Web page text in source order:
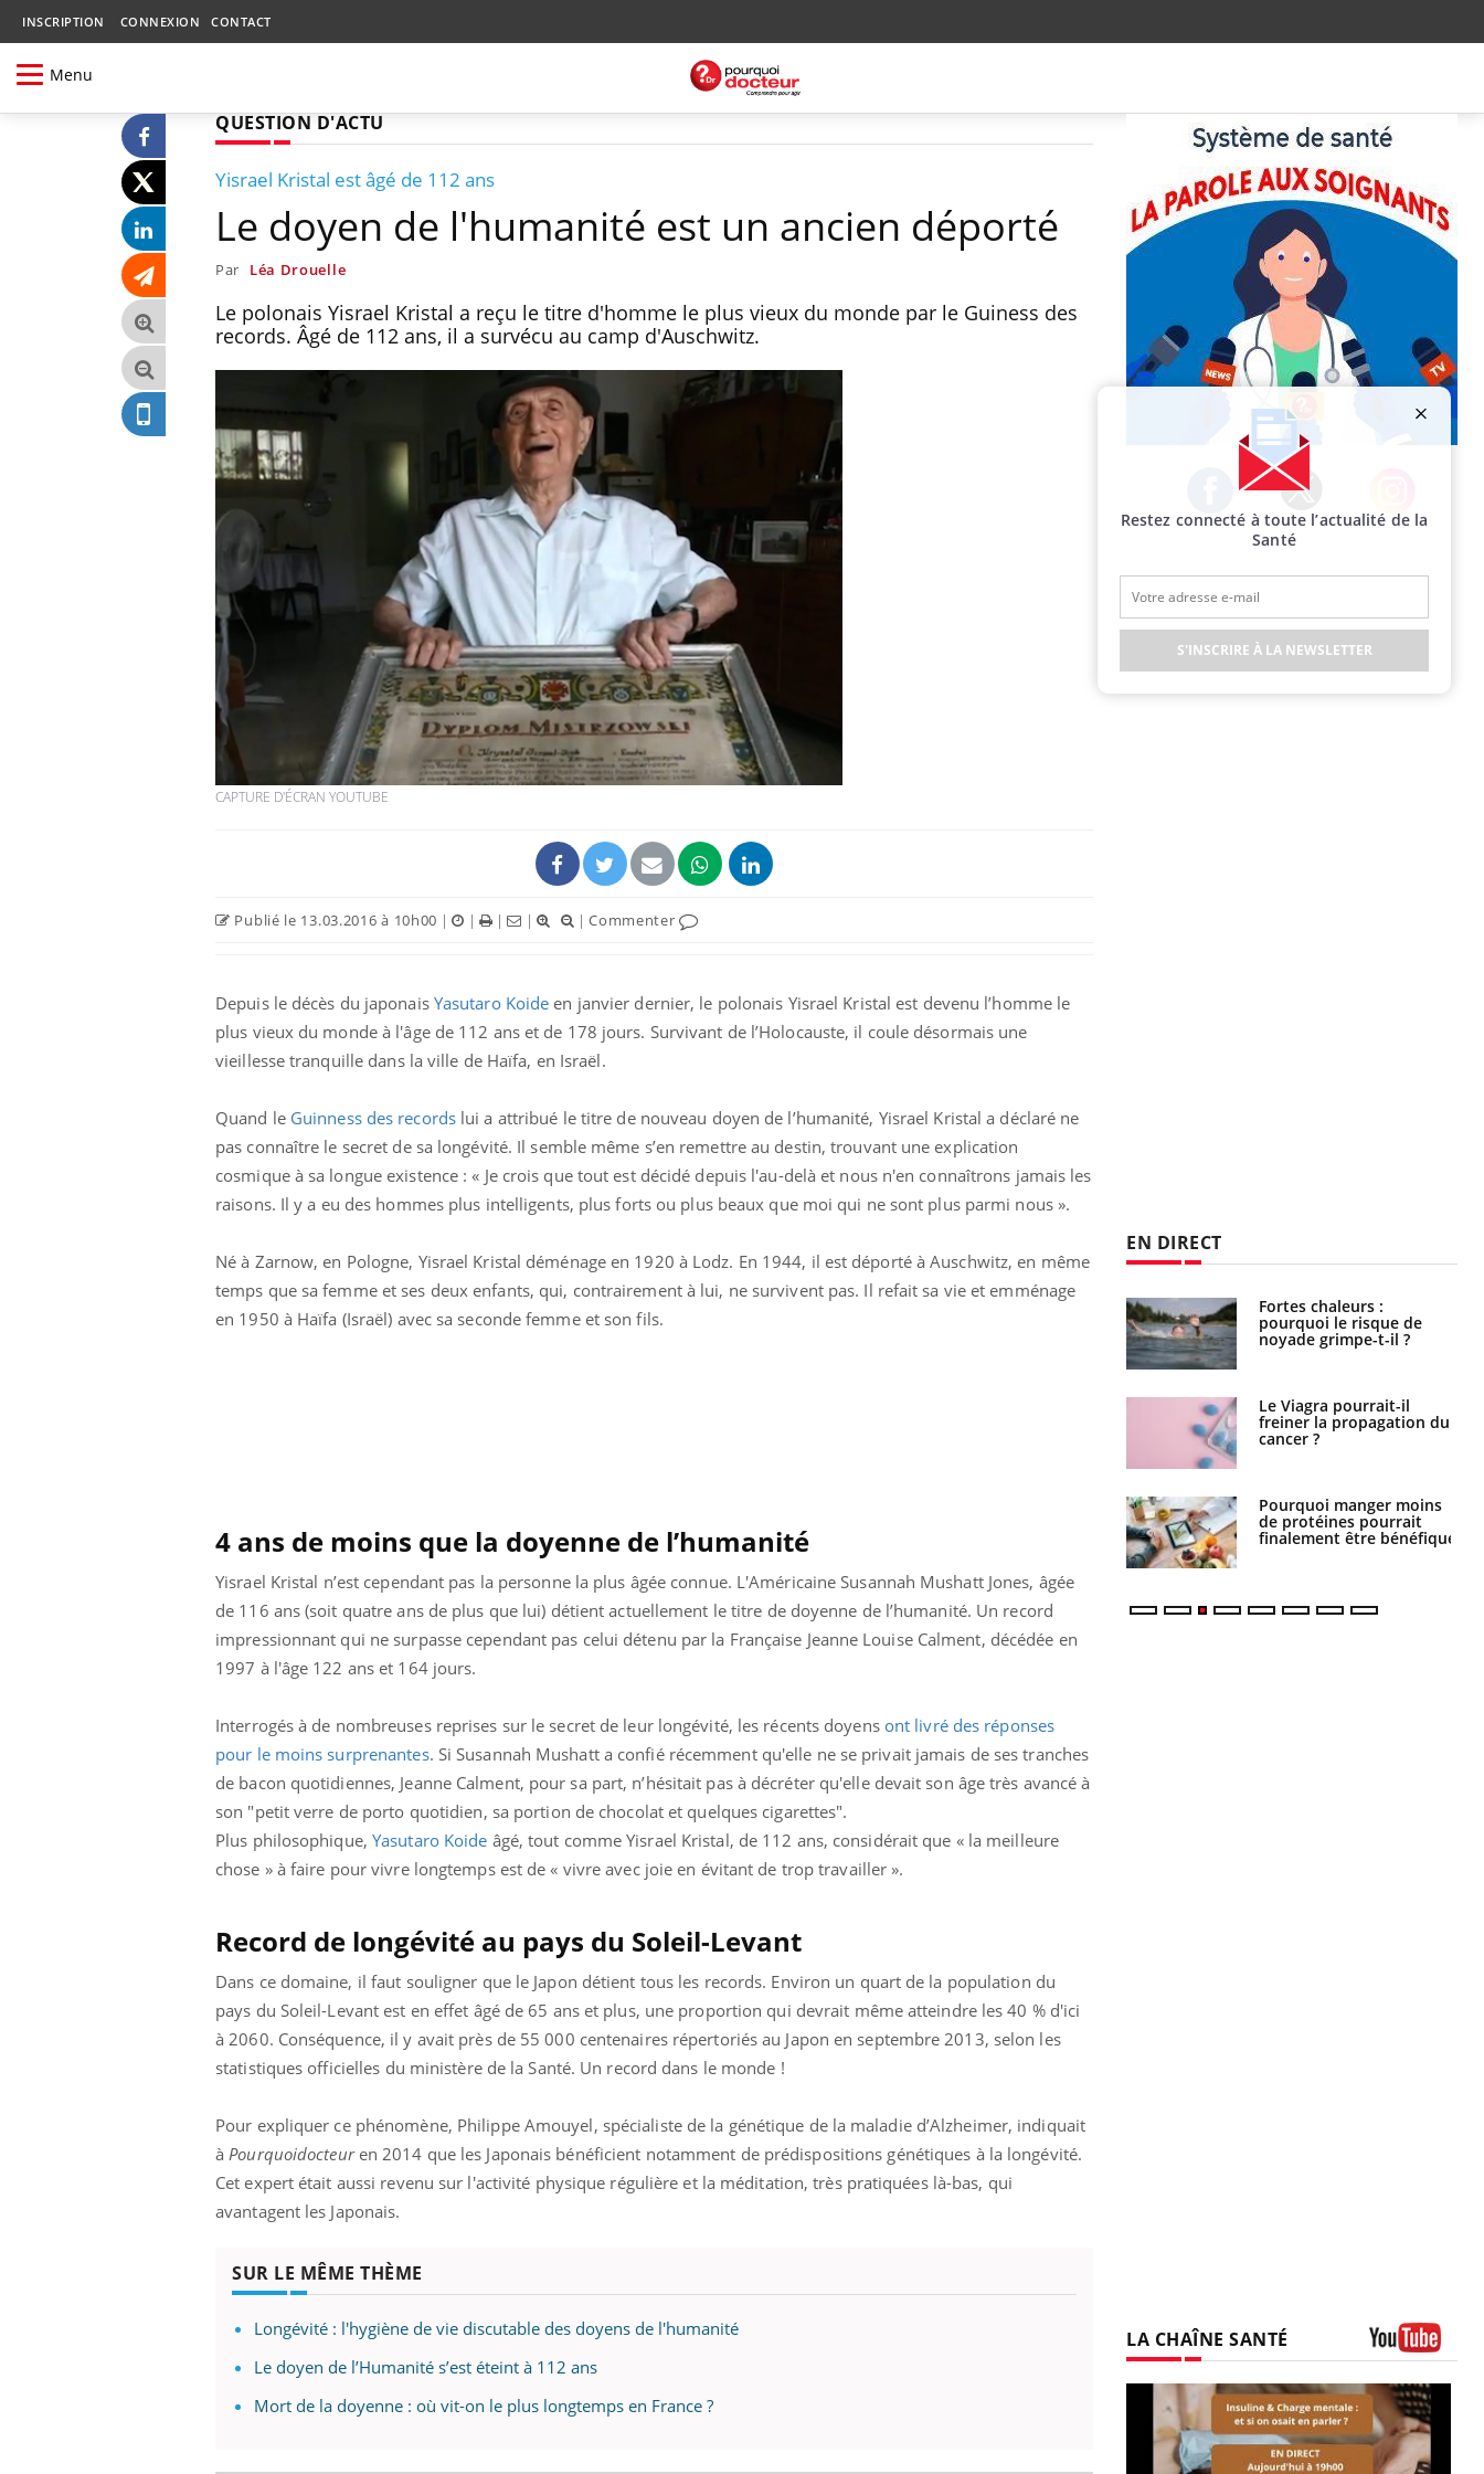
INSCRIPTION CONNEXION CONTACT
Menu
QUESTION D'ACTU
Yisrael Kristal est âgé de 112 ans
Le doyen de l'humanité est un ancien déporté
Par Léa Drouelle
Le polonais Yisrael Kristal a reçu le titre d'homme le plus vieux du monde par le Guiness des
records. Âgé de 112 ans, il a survécu au camp d'Auschwitz.
CAPTURE D'ÉCRAN YOUTUBE
Publié le 13.03.2016 à 10h00 | | | | |Commenter
Depuis le décès du japonais Yasutaro Koide en janvier dernier, le polonais Yisrael Kristal est devenu l’homme le
plus vieux du monde à l'âge de 112 ans et de 178 jours. Survivant de l’Holocauste, il coule désormais une
vieillesse tranquille dans la ville de Haïfa, en Israël.
Quand le Guinness des recordslui a attribué le titre de nouveau doyen de l’humanité, Yisrael Kristal a déclaré ne
pas connaître le secret de sa longévité. Il semble même s’en remettre au destin, trouvant une explication
cosmique à sa longue existence : « Je crois que tout est décidé depuis l'au-delà et nous n'en connaîtrons jamais les
raisons. Il y a eu des hommes plus intelligents, plus forts ou plus beaux que moi qui ne sont plus parmi nous ».
Né à Zarnow, en Pologne, Yisrael Kristal déménage en 1920 à Lodz. En 1944, il est déporté à Auschwitz, en même
temps que sa femme et ses deux enfants, qui, contrairement à lui, ne survivent pas. Il refait sa vie et emménage
en 1950 à Haïfa (Israël) avec sa seconde femme et son fils.
4 ans de moins que la doyenne de l’humanité
Yisrael Kristal n’est cependant pas la personne la plus âgée connue. L'Américaine Susannah Mushatt Jones, âgée
de 116 ans (soit quatre ans de plus que lui) détient actuellement le titre de doyenne de l’humanité. Un record
impressionnant qui ne surpasse cependant pas celui détenu par la Française Jeanne Louise Calment, décédée en
1997 à l'âge 122 ans et 164 jours.
Interrogés à de nombreuses reprises sur le secret de leur longévité, les récents doyens ont livré des réponses
pour le moins surprenantes. Si Susannah Mushatt a confié récemment qu'elle ne se privait jamais de ses tranches
de bacon quotidiennes, Jeanne Calment, pour sa part, n’hésitait pas à décréter qu'elle devait son âge très avancé à
son "petit verre de porto quotidien, sa portion de chocolat et quelques cigarettes".
Plus philosophique, Yasutaro Koide âgé, tout comme Yisrael Kristal, de 112 ans, considérait que « la meilleure
chose » à faire pour vivre longtemps est de « vivre avec joie en évitant de trop travailler ».
Record de longévité au pays du Soleil-Levant
Dans ce domaine, il faut souligner que le Japon détient tous les records. Environ un quart de la population du
pays du Soleil-Levant est en effet âgé de 65 ans et plus, une proportion qui devrait même atteindre les 40 % d'ici
à 2060. Conséquence, il y avait près de 55 000 centenaires répertoriés au Japon en septembre 2013, selon les
statistiques officielles du ministère de la Santé. Un record dans le monde !
Pour expliquer ce phénomène, Philippe Amouyel, spécialiste de la génétique de la maladie d’Alzheimer, indiquait
à Pourquoidocteuren 2014 que les Japonais bénéficient notamment de prédispositions génétiques à la longévité.
Cet expert était aussi revenu sur l'activité physique régulière et la méditation, très pratiquées là-bas, qui
avantagent les Japonais.
SUR LE MÊME THÈME
Longévité : l'hygiène de vie discutable des doyens de l'humanité
Le doyen de l’Humanité s’est éteint à 112 ans
Mort de la doyenne : où vit-on le plus longtemps en France ?
Facebook Twitter Instagram
EN DIRECT
Chikungunya, dengue,
West Nile : que se passe-
charge des femmes
enceintes
La sieste empêche-t-elle Fortes chaleurs :
pourquoi le risque de
noyade grimpe-t-il ?
Le Viagra pourrait-il
freiner la propagation du
cancer ?
Pourquoi manger moins
de protéines pourrait
finalement être bénéfique
LA CHAÎNE SANTÉ
Restez connecté à toute l’actualité de la
Santé
S'INSCRIRE À LA NEWSLETTER